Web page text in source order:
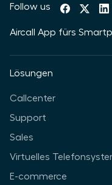
Follow us
Aircall App fürs
Lösungen
Callcenter
Support
Sales
Virtuelles
E-commerce